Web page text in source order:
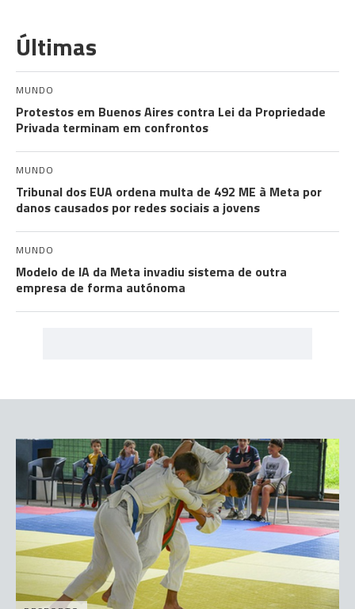
Últimas
MUNDO
Protestos em Buenos Aires contra Lei da Propriedade
Privada terminam em confrontos
MUNDO
Tribunal dos EUA ordena multa de 492 ME à Meta por
danos causados por redes sociais a jovens
MUNDO
Modelo de IA da Meta invadiu sistema de outra
empresa de forma autónoma